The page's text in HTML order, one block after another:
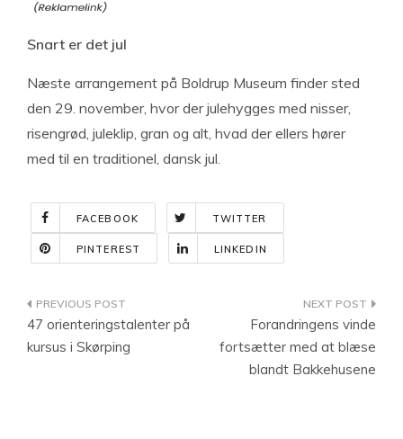
Snart er det jul
Næste arrangement på Boldrup Museum finder sted
den 29. november, hvor der julehygges med nisser,
risengrød, juleklip, gran og alt, hvad der ellers hører
med til en traditionel, dansk jul.
FACEBOOK TWITTER
PINTEREST LINKEDIN
Indlægsnavigation
47 orienteringstalenter på
kursus i Skørping
Forandringens vinde
fortsætter med at blæse
blandt Bakkehusene